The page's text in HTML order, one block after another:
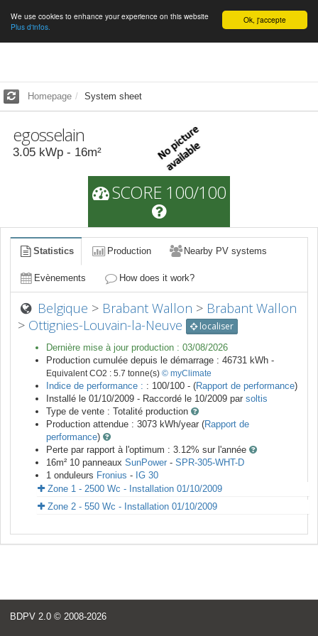
English Ok, j'accepte
We use cookies to enhance your experience on this website
Plus d'infos.
Homepage System sheet
egosselain
3.05 kWp - 16m²
SCORE 100/100
Statistics Production Nearby PV systems
Evènements How does it work?
Belgique > Brabant Wallon > Brabant Wallon
> Ottignies-Louvain-la-Neuve localiser
Dernière mise à jour production : 03/08/2026
Production cumulée depuis le démarrage : 46731 kWh -
Equivalent CO2 : 5.7 tonne(s) © myClimate
Indice de performance : : 100/100 - (Rapport de performance)
Installé le 01/10/2009 - Raccordé le 10/2009 par soltis
Type de vente : Totalité production
Production attendue : 3073 kWh/year (Rapport de
performance)
Perte par rapport à l'optimum : 3.12% sur l'année
16m² 10 panneaux SunPower - SPR-305-WHT-D
1 onduleurs Fronius - IG 30
Zone 1 - 2500 Wc - Installation 01/10/2009
Zone 2 - 550 Wc - Installation 01/10/2009
BDPV 2.0 © 2008-2026